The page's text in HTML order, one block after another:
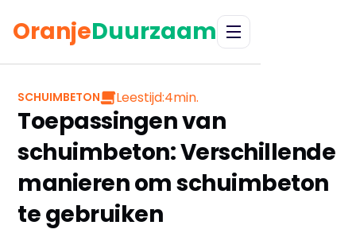
OranjeDuurzaam
SCHUIMBETON Leestijd:4min.
Toepassingen van
schuimbeton: Verschillende
manieren om schuimbeton
te gebruiken